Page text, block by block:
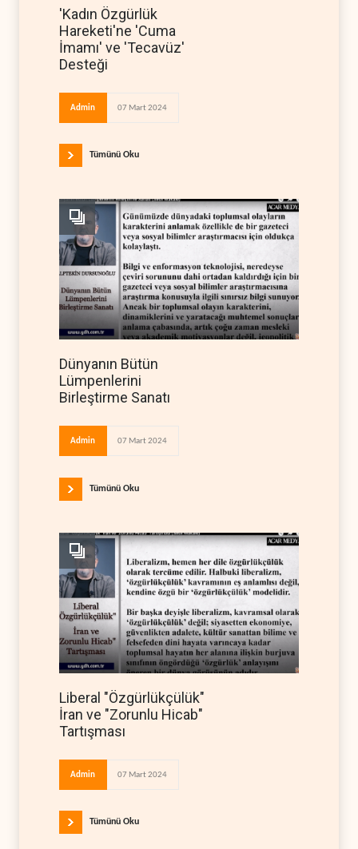
'Kadın Özgürlük
Hareketi'ne 'Cuma
İmamı' ve 'Tecavüz'
Desteği
Admin 07 Mart 2024
Tümünü Oku
Dünyanın Bütün
Lümpenlerini
Birleştirme Sanatı
Admin 07 Mart 2024
Tümünü Oku
Liberal "Özgürlükçülük"
İran ve "Zorunlu Hicab"
Tartışması
Admin 07 Mart 2024
Tümünü Oku